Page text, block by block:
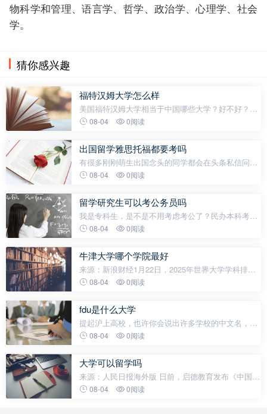
物科学和管理、语言学、哲学、政治学、心理学、社会
学。
猜你感兴趣
福特汉姆大学怎么样
美国福特汉姆大学相当于中国哪些大学？好不好？总
体来说，福特汉姆大学是很不错的。福特汉姆大学位
外，它还有着很优质的教学资源和很
08-04 0阅读
出国留学雅思托福都要考吗
有很多刚刚萌生出国念头的同学都会在头条私信问
我：“刘老师，你觉得我是考雅思好还是托福好？”虽
有失偏颇地告诉大家一定要去考雅
08-04 0阅读
留学研究生可以考公务员吗
我是专科生，是不是不用考虑考公了？民办本科考公
会被歧视吗？留学回来就不能进体制了吧？这些疑问
被各种传言层层包裹，真相往往在焦虑
08-04 0阅读
牛津大学哪个学院最好
来源：新浪财经1月22日，2025年世界大学学科排名
商业与经济世界前十名高校，麻省理工学院居榜首，
第四位，清华大学居第六位。对此，光华
08-04 0阅读
fdu是什么大学
提起沪上高校，也许你会说出许多学校的中文名，但
是你能说出其中几所学校的英文名呢？沪上高校也有
学校的英文名吧~复旦大学复旦大
08-04 0阅读
大学可以留学吗
来源：人民日报海外版 日前，启德教育发布《中国留
学市场2025年展望》报告，综合整理北美、欧洲等主
08-04 0阅读